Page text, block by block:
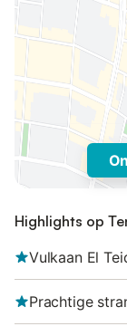
Highlights op
Vulkaan El
Prachtige